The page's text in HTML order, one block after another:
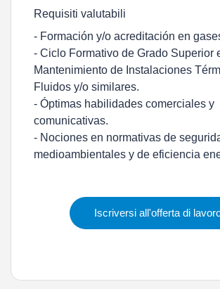
Requisiti valutabili
- Formación y/o acreditación en
- Ciclo Formativo de Grado Superior
Mantenimiento de Instalaciones
Fluidos y/o similares.
- Óptimas habilidades comerciales y
comunicativas.
- Nociones en normativas de
medioambientales y de eficiencia
Iscriversi all'offerta di